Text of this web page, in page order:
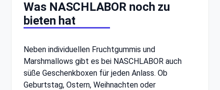
Was NASCHLABOR noch zu
bieten hat
Neben individuellen Fruchtgummis und
Marshmallows gibt es bei NASCHLABOR auch
süße Geschenkboxen für jeden Anlass. Ob
Geburtstag, Ostern, Weihnachten oder